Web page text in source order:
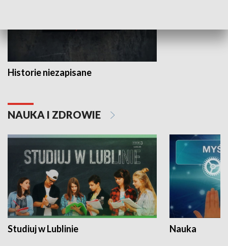
Historie niezapisane
NAUKA I ZDROWIE
Studiuj w Lublinie Nauka